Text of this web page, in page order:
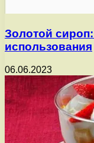
Золотой
использования
06.06.2023